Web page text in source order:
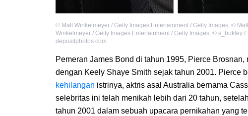
© Matt Winkelmeyer / Getty Images Entertainment / Getty Images, © Matt
Winkelmeyer / Getty Images Entertainment / Getty Images, © s_bukley /
depositphotos.com
Pemeran James Bond di tahun 1995, Pierce
dengan Keely Shaye Smith sejak tahun 2001. Pierce
kehilangan istrinya, aktris asal Australia bernama
selebritas ini telah menikah lebih dari 20 tahun,
tahun 2001 dalam sebuah upacara pernikahan yang